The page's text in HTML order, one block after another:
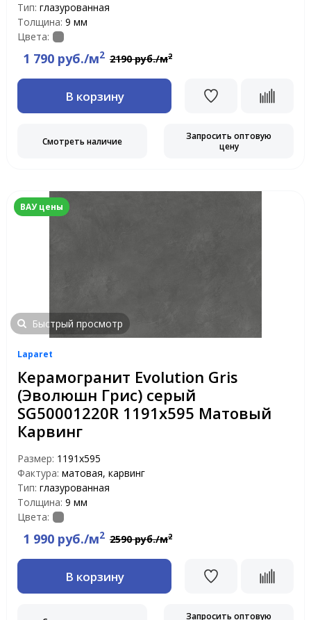
Тип: глазурованная
Толщина: 9 мм
Цвета:
1 790 руб./м2 2190 руб./м2
В корзину
Смотреть наличие
Запросить оптовую
цену
ВАУ цены
Быстрый просмотр
Laparet
Керамогранит Evolution Gris
(Эволюшн Грис) серый
SG50001220R 1191x595 Матовый
Карвинг
Размер: 1191x595
Фактура: матовая, карвинг
Тип: глазурованная
Толщина: 9 мм
Цвета:
1 990 руб./м2 2590 руб./м2
В корзину
Запросить оптовую